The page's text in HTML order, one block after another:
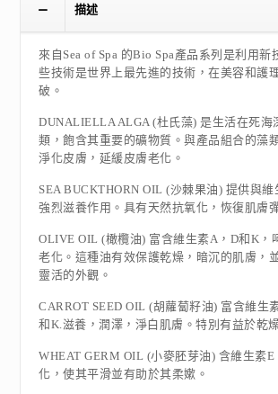
描述
來自Sea of Spa 的Bio Spa產品系列是利用新
些技術是世界上最先進的技術，在美容和護
破。
DUNALIELLA ALGA (杜氏藻) 是生活在死海
類，飽含其重要的礦物質。與產品組合的藻
淨化皮膚，延緩皮膚老化。
SEA BUCKTHORN OIL (沙棘果油) 提供與
強烈滋養作用。具有天然抗氧化，恢復肌膚
OLIVE OIL (橄欖油) 富含維生素A，D和K，
老化。這種油有效保護乾燥，暗沉的肌膚，
靈活的外觀。
CARROT SEED OIL (胡蘿蔔籽油) 富含維生
和K.滋養，潤澤，淨白肌膚。特別有益於乾
WHEAT GERM OIL (小麥胚芽油) 含維生素
化，使其平滑並有助於其柔嫰。